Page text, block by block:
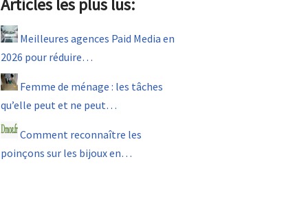
Articles les plus lus:
Meilleures agences Paid Media en
2026 pour réduire…
Femme de ménage : les tâches
qu’elle peut et ne peut…
Comment reconnaître les
poinçons sur les bijoux en…